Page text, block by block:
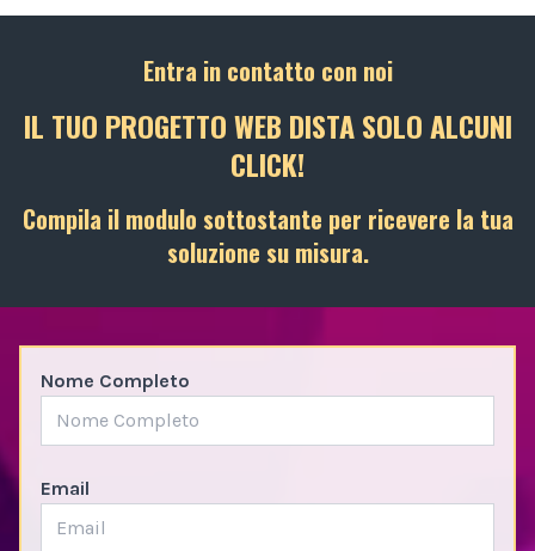
Entra in contatto con noi
IL TUO PROGETTO WEB DISTA SOLO ALCUNI
CLICK!
Compila il modulo sottostante per ricevere la tua
soluzione su misura.
Nome Completo
Email